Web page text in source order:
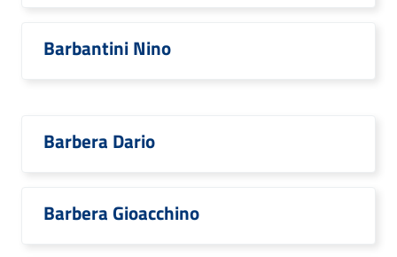
Barbantini Nino
Barbera Dario
Barbera Gioacchino